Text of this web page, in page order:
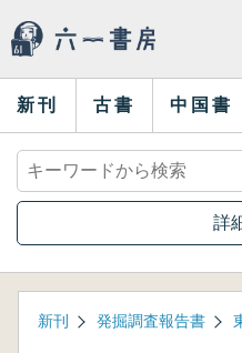
新刊 古書 中国書
詳
新刊 発掘調査報告書